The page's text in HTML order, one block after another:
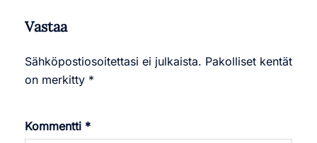
Vastaa
Sähköpostiosoitettasi ei julkaista. Pakolliset kentät
on merkitty *
Kommentti *